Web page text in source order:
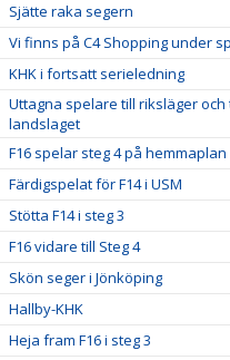
Sjätte raka segern
Vi finns på C4 Shopping under
KHK i fortsatt serieledning
Uttagna spelare till riksläger och
landslaget
F16 spelar steg 4 på hemmaplan
Färdigspelat för F14 i USM
Stötta F14 i steg 3
F16 vidare till Steg 4
Skön seger i Jönköping
Hallby-KHK
Heja fram F16 i steg 3